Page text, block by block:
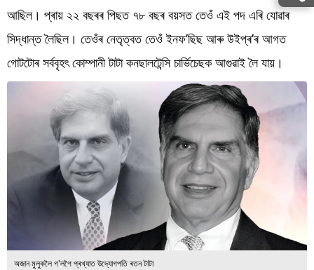
খেল
জীৱনশৈলী
বিশ্ব
প্ৰযুক্তি
Videos
আছিল। প্ৰায় ২২ বছৰৰ পিছত ৭৮ বছৰ বয়সত তেওঁ এই পদ এৰি যোৱাৰ
সিদ্ধান্ত লৈছিল। তেওঁৰ নেতৃত্বত তেওঁ ইনফ’ছিছ আৰু উইপ্ৰ’ৰ আগত
গোটটোৰ সৰ্ববৃহৎ কোম্পানী টাটা কনছালটেন্সি চাৰ্ভিচেছক আগুৱাই লৈ যায়।
অজান মুলুকলৈ গ'লগৈ প্ৰখ্যাত উদ্যোগপতি ৰতন টাটা